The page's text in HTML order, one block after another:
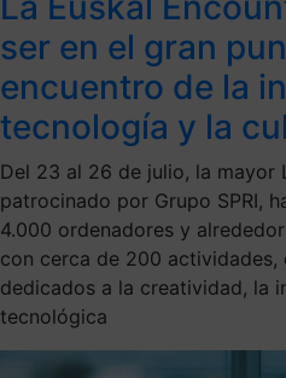
ser en el gran
encuentro de la
tecnología y la
Del 23 al 26 de julio, la
patrocinado por Grupo SPRI,
4.000 ordenadores y
con cerca de 200
dedicados a la creatividad, la
tecnológica